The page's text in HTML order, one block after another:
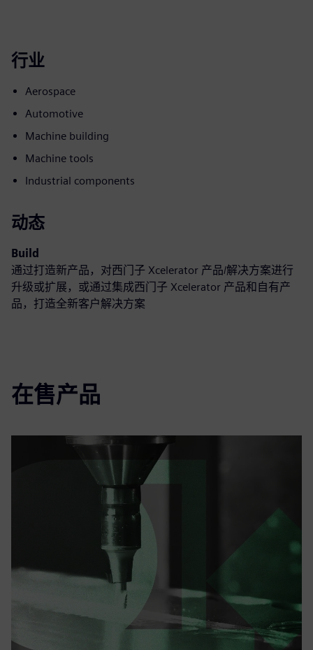
行业
Aerospace
Automotive
Machine building
Machine tools
Industrial components
动态
Build
通过打造新产品，对西门子 Xcelerator 产品/解决方案进行
升级或扩展，或通过集成西门子 Xcelerator 产品和自有产
品，打造全新客户解决方案
在售产品